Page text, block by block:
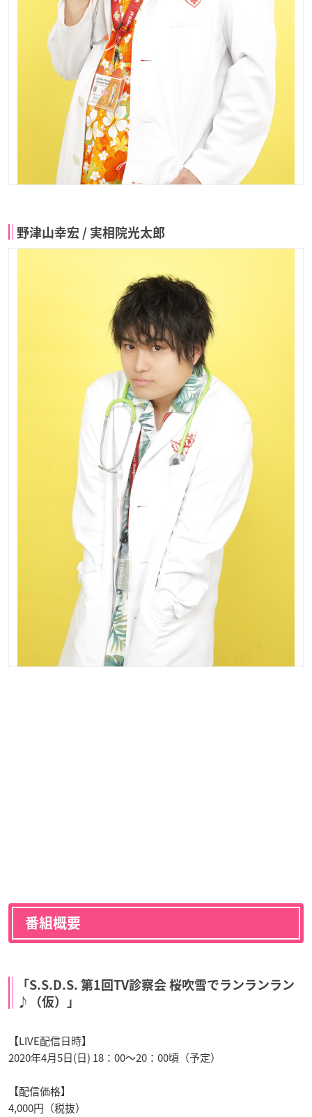
野津山幸宏 / 実相院光太郎
番組概要
「S.S.D.S. 第1回TV診察会 桜吹雪でランランラン
♪（仮）」
【LIVE配信日時】
2020年4月5日(日) 18：00～20：00頃（予定）
【配信価格】
4,000円（税抜）